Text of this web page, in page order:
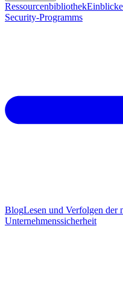
Ressourcenbibliothek
Security-Programms
BlogLesen und Verfolgen der
Unternehmenssicherheit